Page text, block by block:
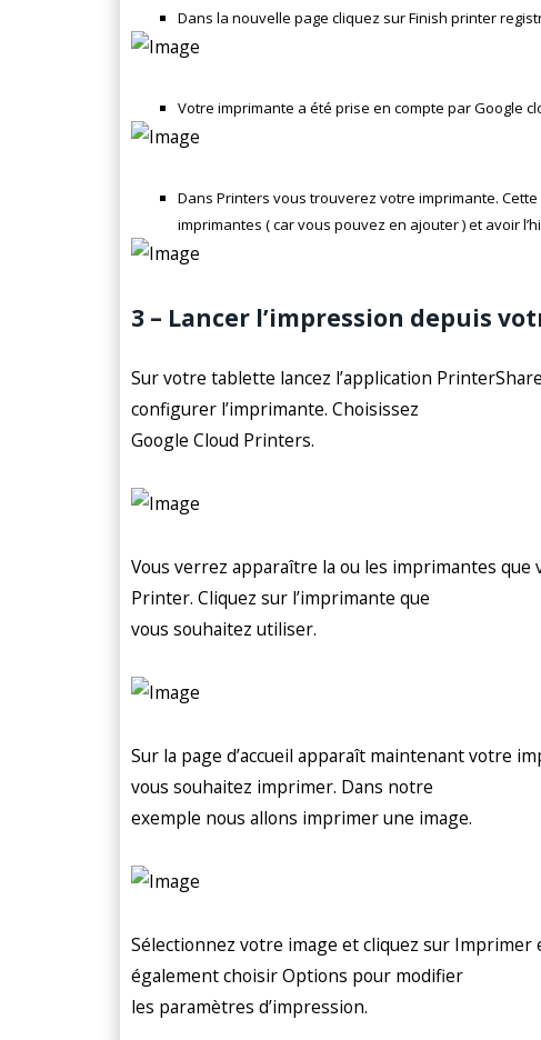
Dans la nouvelle page cliquez sur Finish printer
Votre imprimante a été prise en compte par Google
Dans Printers vous trouverez votre imprimante.
imprimantes ( car vous pouvez en ajouter ) et avoir
3 – Lancer l’impression depuis
Sur votre tablette lancez l’application
configurer l’imprimante. Choisissez
Google Cloud Printers.
Vous verrez apparaître la ou les imprimantes que
Printer. Cliquez sur l’imprimante que
vous souhaitez utiliser.
Sur la page d’accueil apparaît maintenant votre
vous souhaitez imprimer. Dans notre
exemple nous allons imprimer une image.
Sélectionnez votre image et cliquez sur Imprimer
également choisir Options pour modifier
les paramètres d’impression.